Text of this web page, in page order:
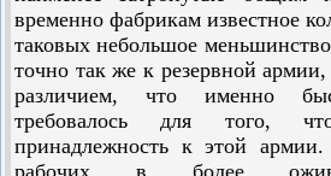
временно фабрикам известное
таковых небольшое
точно так же к резервной
различием, что именно
требовалось для того,
принадлежность к этой